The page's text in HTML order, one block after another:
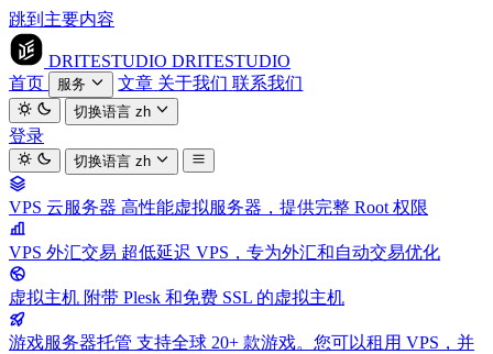
跳到主要内容
DRITESTUDIO DRITESTUDIO
首页
服务 文章 关于我们 联系我们
切换语言zh
登录
切换语言zh
VPS 云服务器 高性能虚拟服务器，提供完整 Root 权限
VPS 外汇交易 超低延迟 VPS，专为外汇和自动交易优化
虚拟主机 附带 Plesk 和免费 SSL 的虚拟主机
游戏服务器托管 支持全球 20+ 款游戏。您可以租用 VPS，并